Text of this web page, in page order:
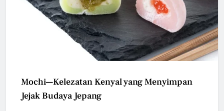
Mochi—Kelezatan Kenyal yang Menyimpan
Jejak Budaya Jepang